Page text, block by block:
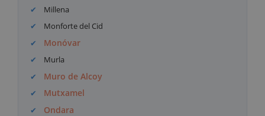
Millena
Monforte del Cid
Monóvar
Murla
Muro de Alcoy
Mutxamel
Ondara